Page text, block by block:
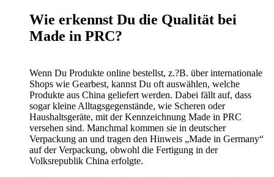
Wie erkennst Du die Qualität bei
Made in PRC?
Wenn Du Produkte online bestellst, z.?B. über internationale
Shops wie Gearbest, kannst Du oft auswählen, welche
Produkte aus China geliefert werden. Dabei fällt auf, dass
sogar kleine Alltagsgegenstände, wie Scheren oder
Haushaltsgeräte, mit der Kennzeichnung Made in PRC
versehen sind. Manchmal kommen sie in deutscher
Verpackung an und tragen den Hinweis „Made in Germany“
auf der Verpackung, obwohl die Fertigung in der
Volksrepublik China erfolgte.